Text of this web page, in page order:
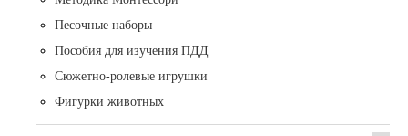
Песочные наборы
Пособия для изучения ПДД
Сюжетно-ролевые игрушки
Фигурки животных